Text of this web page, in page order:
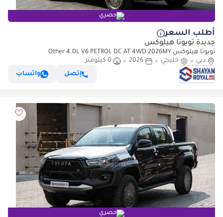
حصري
أطلب السعر
جديدة تويوتا هيلوكس
تويوتا هيلوكس Other 4.0L V6 PETROL DC AT 4WD 2026MY
دبي
خليجي 2026
0 كيلومتر
إتصل
واتساب
حصري